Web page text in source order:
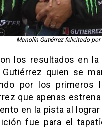
Manolín Gutiérrez felicitado por
los resultados en la
Gutiérrez quien se
por los primeros
que apenas
en la pista al
fue para el